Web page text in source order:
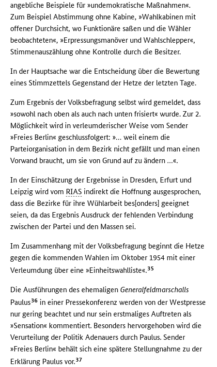
angebliche Beispiele für »undemokratische Maßnahmen«.
Zum Beispiel Abstimmung ohne Kabine, »Wahlkabinen mit
offener Durchsicht, wo Funktionäre saßen und die Wähler
beobachteten«, »Erpressungsmanöver und Wahlschlepper«,
Stimmenauszählung ohne Kontrolle durch die Besitzer.
In der Hauptsache war die Entscheidung über die Bewertung
eines Stimmzettels Gegenstand der Hetze der letzten Tage.
Zum Ergebnis der Volksbefragung selbst wird gemeldet, dass
»sowohl nach oben als auch nach unten frisiert« wurde. Zur 2.
Möglichkeit wird in verleumderischer Weise vom Sender
»Freies Berlin« geschlussfolgert: »… weil einem die
Parteiorganisation in dem Bezirk nicht gefällt und man einen
Vorwand braucht, um sie von Grund auf zu ändern …«.
In der Einschätzung der Ergebnisse in Dresden, Erfurt und
Leipzig wird vom RIAS indirekt die Hoffnung ausgesprochen,
dass die Bezirke für ihre Wühlarbeit bes[onders] geeignet
seien, da das Ergebnis Ausdruck der fehlenden Verbindung
zwischen der Partei und den Massen sei.
Im Zusammenhang mit der Volksbefragung beginnt die Hetze
gegen die kommenden Wahlen im Oktober 1954 mit einer
Verleumdung über eine »Einheitswahlliste«.35
Die Ausführungen des ehemaligen Generalfeldmarschalls
Paulus36 in einer Pressekonferenz werden von der Westpresse
nur gering beachtet und nur sein erstmaliges Auftreten als
»Sensation« kommentiert. Besonders hervorgehoben wird die
Verurteilung der Politik Adenauers durch Paulus. Sender
»Freies Berlin« behält sich eine spätere Stellungnahme zu der
Erklärung Paulus vor.37